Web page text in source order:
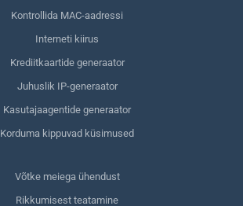
Kontrollida MAC-aadressi
Interneti kiirus
Krediitkaartide generaator
Juhuslik IP-generaator
Kasutajaagentide generaator
Korduma kippuvad küsimused
Võtke meiega ühendust
Rikkumisest teatamine